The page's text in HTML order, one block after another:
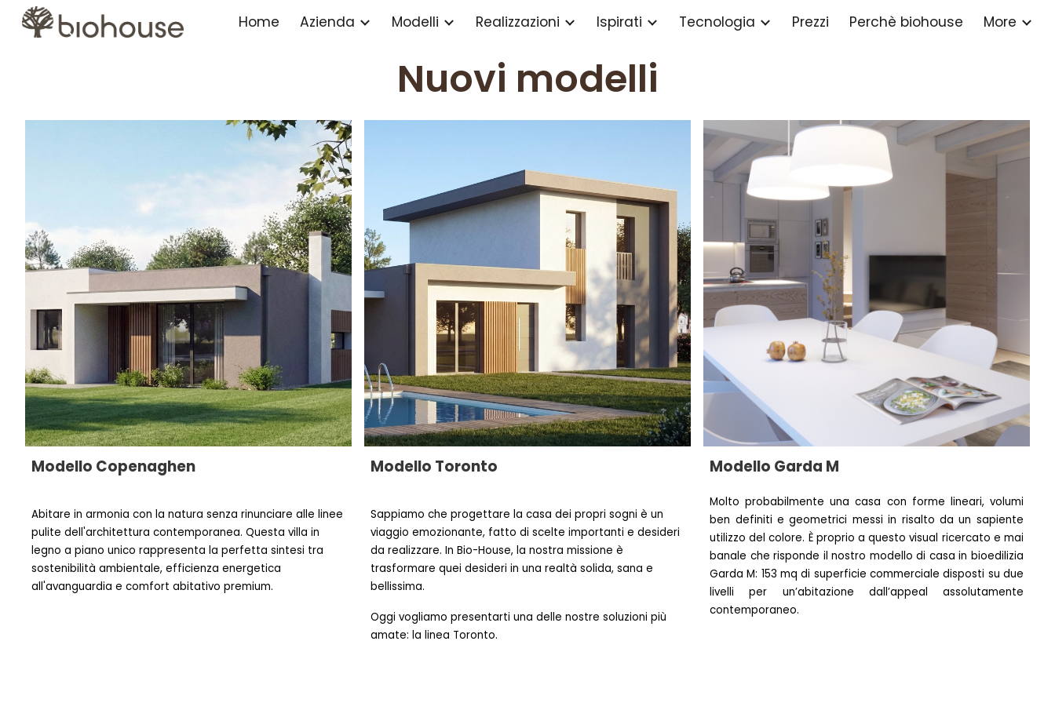
Skip to main content Skip to navigation
Home Azienda Modelli Realizzazioni Ispirati Tecnologia Prezzi Perchè biohouse More
Nuovi modelli
Modello Copenaghen
Abitare in armonia con la natura senza rinunciare alle linee
pulite dell'architettura contemporanea. Questa villa in
legno a piano unico rappresenta la perfetta sintesi tra
sostenibilità ambientale, efficienza energetica
all'avanguardia e comfort abitativo premium.
Modello Toronto
Sappiamo che progettare la casa dei propri sogni è un
viaggio emozionante, fatto di scelte importanti e desideri
da realizzare. InBio-House, la nostra missione è
trasformare quei desideri in una realtà solida, sana e
bellissima.
Oggi vogliamo presentarti una delle nostre soluzioni più
amate: la linea Toronto.
Modello Garda M
Molto probabilmente una casa con forme lineari, volumi
ben definiti e geometrici messi in risalto da un sapiente
utilizzo del colore. È proprio a questo visual ricercato e mai
banale che risponde il nostro modello di casa in bioedilizia
Garda M: 153 mq di superficie commerciale disposti su due
livelli per un’abitazione dall’appeal assolutamente
contemporaneo.